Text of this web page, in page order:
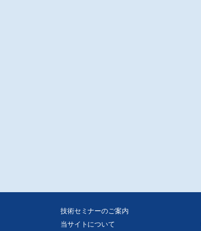
技術セミナーのご案内
当サイトについて